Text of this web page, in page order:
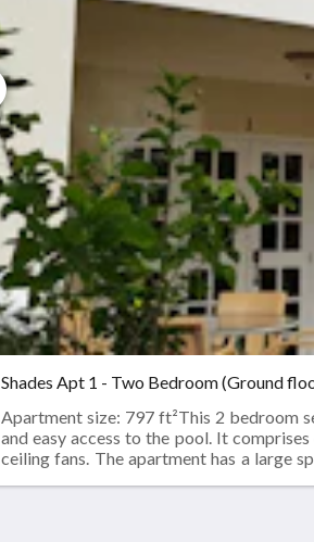
Shades Apt 1 - Two Bedroom (Ground
Apartment size: 797 ft²This 2 bedroom
and easy access to the pool. It
ceiling fans. The apartment has a large